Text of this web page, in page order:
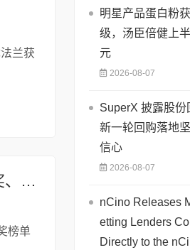
兰获
双冠加冕！兆芯开胜KH‑50000荣获 2026 “金灵光杯” 专题赛一等奖、总决赛金奖
榜单
明星产品蛋白粉
级，汤臣倍健上
元
2026-08-07
SuperX 披露股份
新一轮回购落地
信心
2026-08-07
nCino Releases
etting Lenders
Directly to the